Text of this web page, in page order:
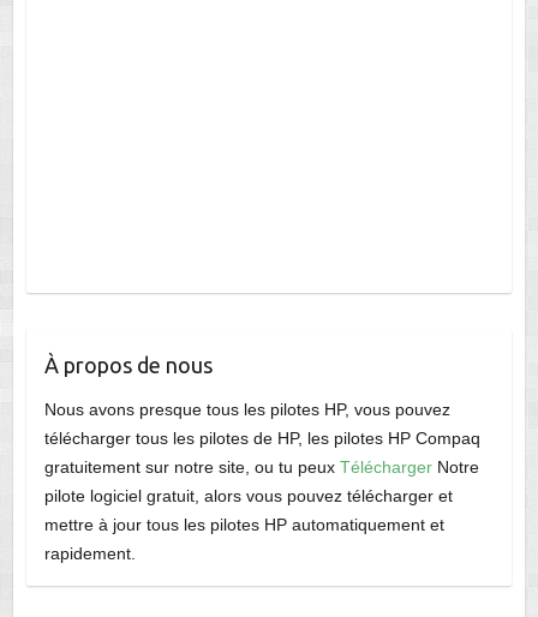
À propos de nous
Nous avons presque tous les pilotes HP, vous pouvez
télécharger tous les pilotes de HP, les pilotes HP Compaq
gratuitement sur notre site, ou tu peux TéléchargerNotre
pilote logiciel gratuit, alors vous pouvez télécharger et
mettre à jour tous les pilotes HP automatiquement et
rapidement.